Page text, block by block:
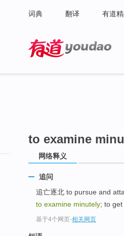
词典 翻译 有道
to examine
网络释义
追问
追亡逐北 to pursue and
to examine minutely; to get
基于4个网页-相关网页